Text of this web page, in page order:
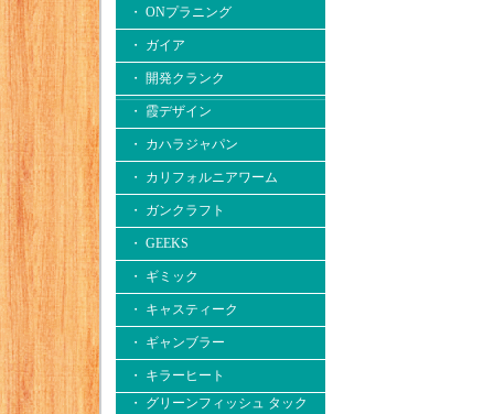
・ ONプラニング
・ ガイア
・ 開発クランク
・ 霞デザイン
・ カハラジャパン
・ カリフォルニアワーム
・ ガンクラフト
・ GEEKS
・ ギミック
・ キャスティーク
・ ギャンブラー
・ キラーヒート
・ グリーンフィッシュ タック